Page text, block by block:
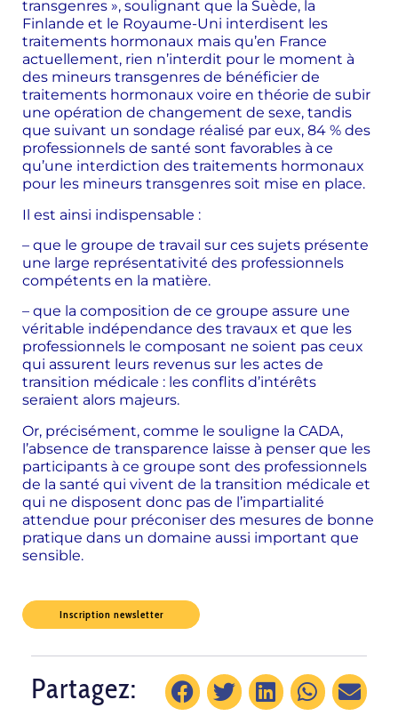
transgenres », soulignant que la Suède, la
Finlande et le Royaume-Uni interdisent les
traitements hormonaux mais qu’en France
actuellement, rien n’interdit pour le moment à
des mineurs transgenres de bénéficier de
traitements hormonaux voire en théorie de subir
une opération de changement de sexe, tandis
que suivant un sondage réalisé par eux, 84 % des
professionnels de santé sont favorables à ce
qu’une interdiction des traitements hormonaux
pour les mineurs transgenres soit mise en place.
Il est ainsi indispensable :
– que le groupe de travail sur ces sujets présente
une large représentativité des professionnels
compétents en la matière.
– que la composition de ce groupe assure une
véritable indépendance des travaux et que les
professionnels le composant ne soient pas ceux
qui assurent leurs revenus sur les actes de
transition médicale : les conflits d’intérêts
seraient alors majeurs.
Or, précisément, comme le souligne la CADA,
l’absence de transparence laisse à penser que les
participants à ce groupe sont des professionnels
de la santé qui vivent de la transition médicale et
qui ne disposent donc pas de l’impartialité
attendue pour préconiser des mesures de bonne
pratique dans un domaine aussi important que
sensible.
Inscription newsletter
Partagez: